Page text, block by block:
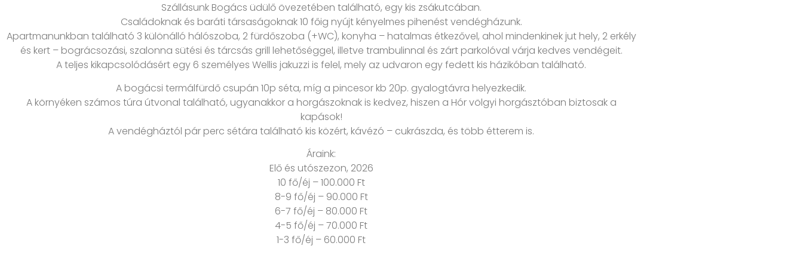
Szállásunk Bogács üdülő övezetében található, egy kis zsákutcában.
Családoknak és baráti társaságoknak 10 főig nyújt kényelmes pihenést vendégházunk.
Apartmanunkban található 3 különálló hálószoba, 2 fürdőszoba (+WC), konyha – hatalmas étkezővel, ahol mindenkinek jut hely, 2 erkély
és kert – bográcsozási, szalonna sütési és tárcsás grill lehetőséggel, illetve trambulinnal és zárt parkolóval várja kedves vendégeit.
A teljes kikapcsolódásért egy 6 személyes Wellis jakuzzi is felel, mely az udvaron egy fedett kis házikóban található.
A bogácsi termálfürdő csupán 10p séta, míg a pincesor kb 20p. gyalogtávra helyezkedik.
A környéken számos túra útvonal található, ugyanakkor a horgászoknak is kedvez, hiszen a Hór völgyi horgásztóban biztosak a
kapások!
A vendégháztól pár perc sétára található kis közért, kávézó – cukrászda, és több étterem is.
Áraink:
Elő és utószezon, 2026
10 fő/éj – 100.000 Ft
8-9 fő/éj – 90.000 Ft
6-7 fő/éj – 80.000 Ft
4-5 fő/éj – 70.000 Ft
1-3 fő/éj – 60.000 Ft